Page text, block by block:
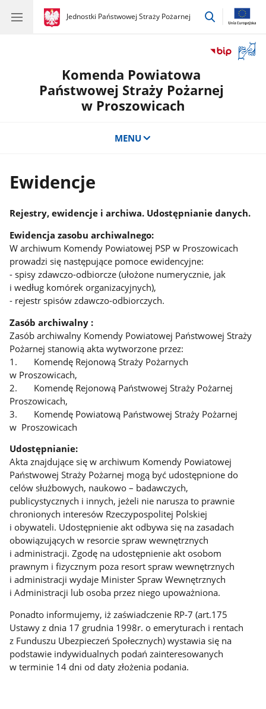
gov.pl
Jednostki Państwowej Straży Pożarnej
gov.pl
Jednostki
przejdź
okno
Komenda Powiatowa
Państwowej Straży Pożarnej
w Proszowicach
MENU
Ewidencje
Rejestry, ewidencje i archiwa. Udostępnianie danych.
Ewidencja zasobu archiwalnego:
W archiwum Komendy Powiatowej PSP w Proszowicach
prowadzi się następujące pomoce ewidencyjne:
- spisy zdawczo-odbiorcze (ułożone numerycznie, jak
i według komórek organizacyjnych),
- rejestr spisów zdawczo-odbiorczych.
Zasób archiwalny :
Zasób archiwalny Komendy Powiatowej Państwowej Straży
Pożarnej stanowią akta wytworzone przez:
1. Komendę Rejonową Straży Pożarnych
w Proszowicach,
2. Komendę Rejonową Państwowej Straży Pożarnej
Proszowicach,
3. Komendę Powiatową Państwowej Straży Pożarnej
w Proszowicach
Udostępnianie:
Akta znajdujące się w archiwum Komendy Powiatowej
Państwowej Straży Pożarnej mogą być udostępnione do
celów służbowych, naukowo – badawczych,
publicystycznych i innych, jeżeli nie narusza to prawnie
chronionych interesów Rzeczypospolitej Polskiej
i obywateli. Udostępnienie akt odbywa się na zasadach
obowiązujących w resorcie spraw wewnętrznych
i administracji. Zgodę na udostępnienie akt osobom
prawnym i fizycznym poza resort spraw wewnętrznych
i administracji wydaje Minister Spraw Wewnętrznych
i Administracji lub osoba przez niego upoważniona.
Ponadto informujemy, iż zaświadczenie RP-7 (art.175
Ustawy z dnia 17 grudnia 1998r. o emeryturach i rentach
z Funduszu Ubezpieczeń Społecznych) wystawia się na
podstawie indywidualnych podań zainteresowanych
w terminie 14 dni od daty złożenia podania.